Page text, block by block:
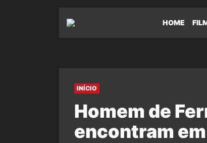
HOME
INÍCIO
Homem de
encontram